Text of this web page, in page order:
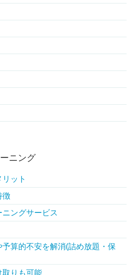
ニング
ット
徴
ングサービス
算的不安を解消(詰め放題・保
取りも可能